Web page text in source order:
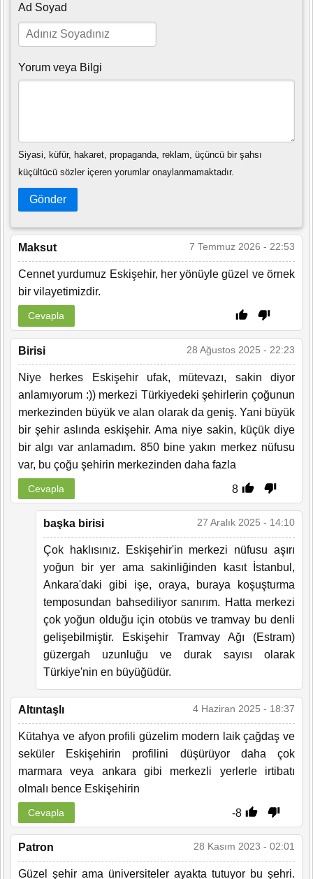
Ad Soyad
Yorum veya Bilgi
Siyasi, küfür, hakaret, propaganda, reklam, üçüncü bir şahsı
küçültücü sözler içeren yorumlar onaylanmamaktadır.
Gönder
Maksut 7 Temmuz 2026 - 22:53
Cennet yurdumuz Eskişehir, her yönüyle güzel ve örnek
bir vilayetimizdir.
Cevapla
Birisi 28 Ağustos 2025 - 22:23
Niye herkes Eskişehir ufak, mütevazı, sakin diyor
anlamıyorum :)) merkezi Türkiyedeki şehirlerin çoğunun
merkezinden büyük ve alan olarak da geniş. Yani büyük
bir şehir aslında eskişehir. Ama niye sakin, küçük diye
bir algı var anlamadım. 850 bine yakın merkez nüfusu
var, bu çoğu şehirin merkezinden daha fazla
8
Cevapla
başka birisi 27 Aralık 2025 - 14:10
Çok haklısınız. Eskişehir'in merkezi nüfusu aşırı
yoğun bir yer ama sakinliğinden kasıt İstanbul,
Ankara'daki gibi işe, oraya, buraya koşuşturma
temposundan bahsediliyor sanırım. Hatta merkezi
çok yoğun olduğu için otobüs ve tramvay bu denli
gelişebilmiştir. Eskişehir Tramvay Ağı (Estram)
güzergah uzunluğu ve durak sayısı olarak
Türkiye'nin en büyüğüdür.
Altıntaşlı 4 Haziran 2025 - 18:37
Kütahya ve afyon profili güzelim modern laik çağdaş ve
seküler Eskişehirin profilini düşürüyor daha çok
marmara veya ankara gibi merkezli yerlerle irtibatı
olmalı bence Eskişehirin
-8
Cevapla
Patron 28 Kasım 2023 - 02:01
Güzel şehir ama üniversiteler ayakta tutuyor bu şehri.